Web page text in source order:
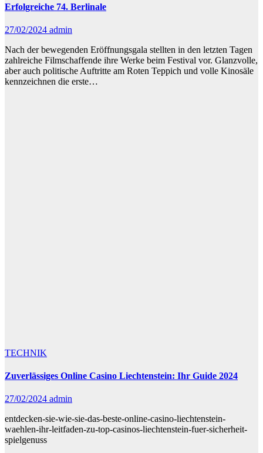
Erfolgreiche 74. Berlinale
27/02/2024 admin
Nach der bewegenden Eröffnungsgala stellten in den letzten Tagen
zahlreiche Filmschaffende ihre Werke beim Festival vor. Glanzvolle,
aber auch politische Auftritte am Roten Teppich und volle Kinosäle
kennzeichnen die erste…
TECHNIK
Zuverlässiges Online Casino Liechtenstein: Ihr Guide 2024
27/02/2024 admin
entdecken-sie-wie-sie-das-beste-online-casino-liechtenstein-
waehlen-ihr-leitfaden-zu-top-casinos-liechtenstein-fuer-sicherheit-
spielgenuss